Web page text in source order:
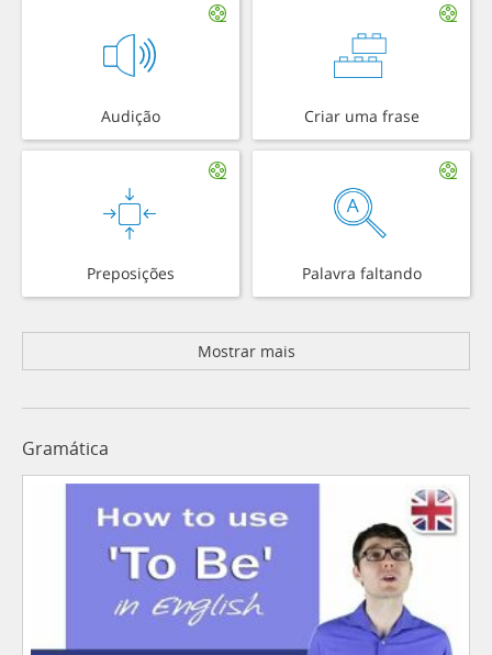
Audição Criar uma frase
Preposições Palavra faltando
Mostrar mais
Gramática